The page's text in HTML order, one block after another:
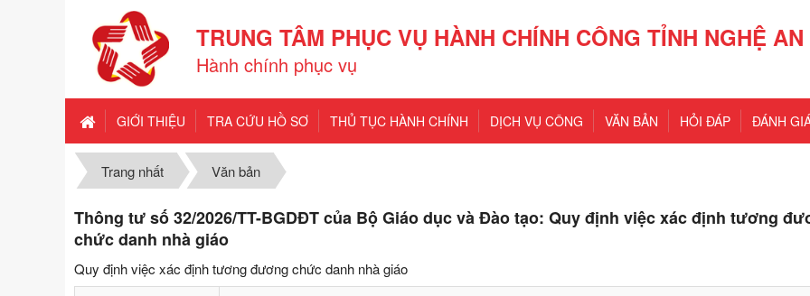
TRUNG TÂM PHỤC VỤ HÀNH CHÍNH CÔNG TỈNH NGHỆ AN
Hành chính phục vụ
GIỚI THIỆU TRA CỨU HỒ SƠ THỦ TỤC HÀNH CHÍNH DỊCH VỤ CÔNG VĂN BẢN HỎI ĐÁP ĐÁNH
Trang nhất Văn bản
Thông tư số 32/2026/TT-BGDĐT của Bộ Giáo dục và Đào tạo: Quy định việc xác định tương
chức danh nhà giáo
Quy định việc xác định tương đương chức danh nhà giáo